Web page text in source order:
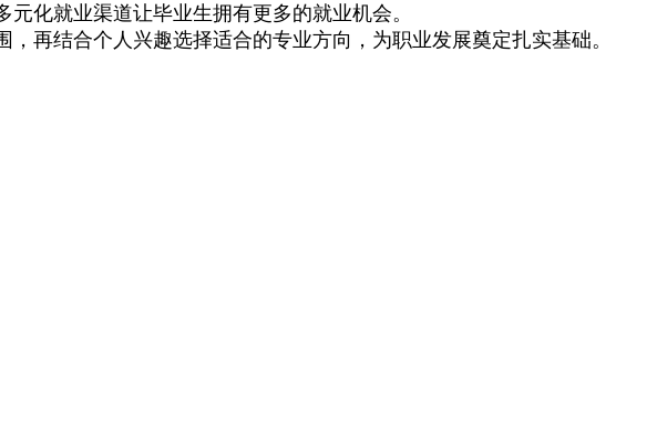
化就业渠道让毕业生拥有更多的就业机会。
再结合个人兴趣选择适合的专业方向，为职业发展奠定扎实基础。